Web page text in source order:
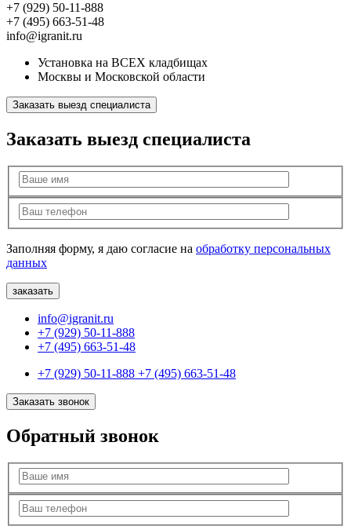
+7 (929) 50-11-888
+7 (495) 663-51-48
info@igranit.ru
Установка на ВСЕХ кладбищах
Москвы и Московской области
Заказать выезд специалиста
Заказать выезд специалиста
Заполняя форму, я даю согласие на обработку персональных
данных
info@igranit.ru
+7 (929) 50-11-888
+7 (495) 663-51-48
+7 (929) 50-11-888 +7 (495) 663-51-48
Заказать звонок
Обратный звонок